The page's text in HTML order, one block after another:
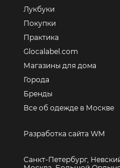
Лукбуки
Покупки
Практика
Glocalabel.com
Магазины для дома
Города
Бренды
Все об одежде в Москве
Разработка сайта WM
Санкт-Петербург,